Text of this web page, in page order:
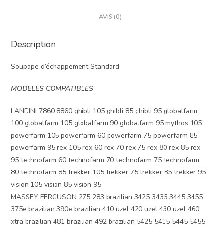
AVIS (0)
Description
Soupape d’échappement Standard
MODELES COMPATIBLES
LANDINI 7860 8860 ghibli 105 ghibli 85 ghibli 95 globalfarm
100 globalfarm 105 globalfarm 90 globalfarm 95 mythos 105
powerfarm 105 powerfarm 60 powerfarm 75 powerfarm 85
powerfarm 95 rex 105 rex 60 rex 70 rex 75 rex 80 rex 85 rex
95 technofarm 60 technofarm 70 technofarm 75 technofarm
80 technofarm 85 trekker 105 trekker 75 trekker 85 trekker 95
vision 105 vision 85 vision 95
MASSEY FERGUSON 275 283 brazilian 3425 3435 3445 3455
375e brazilian 390e brazilian 410 uzel 420 uzel 430 uzel 460
xtra brazilian 481 brazilian 492 brazilian 5425 5435 5445 5455